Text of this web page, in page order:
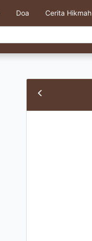
Doa Cerita Hikmah